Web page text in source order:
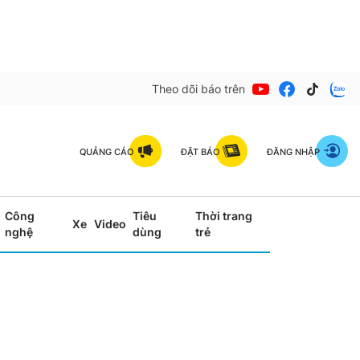
Theo dõi báo trên
QUẢNG CÁO ĐẶT BÁO ĐĂNG NHẬP
Công
nghệ
Xe Video
Tiêu
dùng
Thời trang
trẻ